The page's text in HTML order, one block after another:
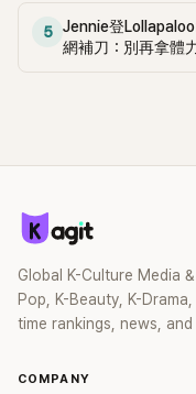
5
Jennie登
網補刀：別再拿體
Global K-Culture Media
Pop, K-Beauty, K-
time rankings, news,
COMPANY